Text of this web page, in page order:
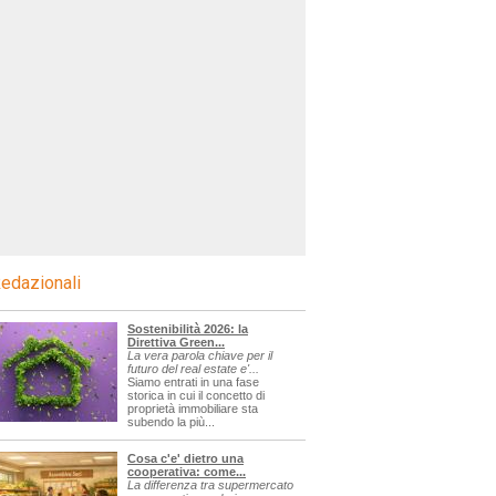
Sostenibilità 2026: la
Direttiva Green...
La vera parola chiave per il
futuro del real estate e'...
Siamo entrati in una fase
storica in cui il concetto di
proprietà immobiliare sta
subendo la più...
Cosa c'e' dietro una
cooperativa: come...
La differenza tra supermercato